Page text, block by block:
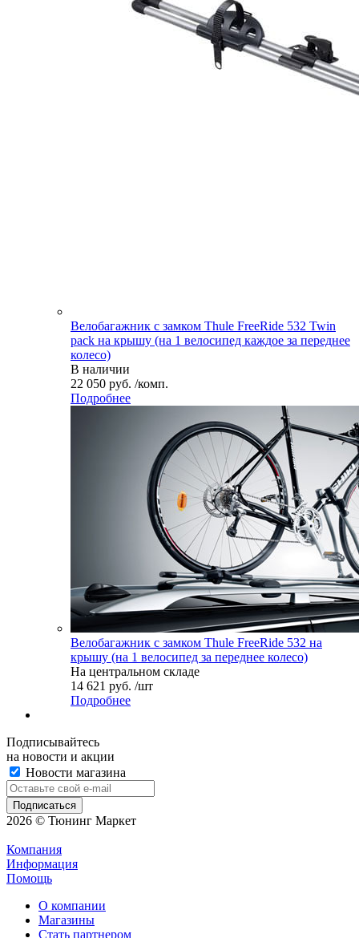
Велобагажник с замком Thule FreeRide 532 Twin
pack на крышу (на 1 велосипед каждое за переднее
колесо)
В наличии
22 050 руб. /комп.
Подробнее
Велобагажник с замком Thule FreeRide 532 на
крышу (на 1 велосипед за переднее колесо)
На центральном складе
14 621 руб. /шт
Подробнее
Подписывайтесь
на новости и акции
Новости магазина
2026 © Тюнинг Маркет
Компания
Информация
Помощь
О компании
Магазины
Стать партнером